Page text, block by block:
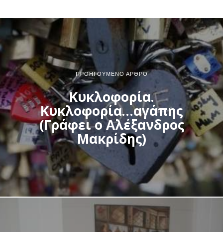
ΠΡΟΗΓΟΎΜΕΝΟ ΆΡΘΡΟ
Κυκλοφορία.
Κυκλοφορία…αγάπης
(Γράφει ο Αλέξανδρος
Μακρίδης)